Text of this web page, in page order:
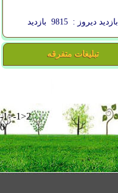
بازدید دیروز : 9815 بازدید
تبلیغات متفرقه
-1>-1>2
0